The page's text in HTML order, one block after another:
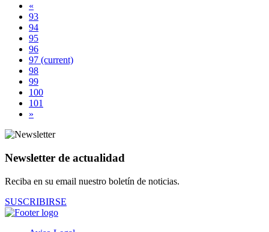
«
93
94
95
96
97 (current)
98
99
100
101
»
Newsletter de actualidad
Reciba en su email nuestro boletín de noticias.
SUSCRIBIRSE